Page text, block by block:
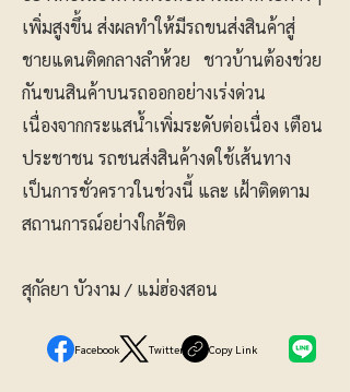
เพิ่มสูงขึ้น ส่งผลทำให้มีรถขนส่งสินค้าสู่
ชายแดนติดกลางลำห้วย ชาวบ้านต้องช่วย
กันขนสินค้าบนรถออกอย่างเร่งด่วน
เนื่องจากกระแสน้ำเพิ่มระดับต่อเนื่อง เตือน
ประชาชน รถชนส่งสินค้างดใช้เส้นทาง
เป็นการชั่วคราวในช่วงนี้ และ เฝ้าติดตาม
สถานการณ์อย่างใกล้ชิด
สุกัลยา บัวงาม / แม่ฮ่องสอน
Facebook Twitter Copy Link